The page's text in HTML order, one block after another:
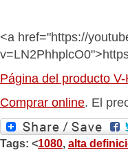
<a href="https://
Página del producto
Comprar online. El
Tags: <1080, alta